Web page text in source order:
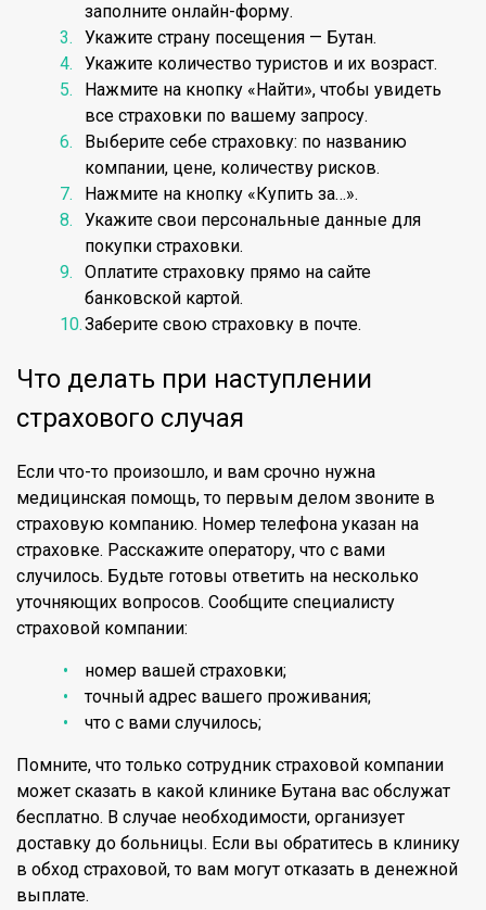
заполните онлайн-форму.
Укажите страну посещения — Бутан.
Укажите количество туристов и их возраст.
Нажмите на кнопку «Найти», чтобы увидеть
все страховки по вашему запросу.
Выберите себе страховку: по названию
компании, цене, количеству рисков.
Нажмите на кнопку «Купить за…».
Укажите свои персональные данные для
покупки страховки.
Оплатите страховку прямо на сайте
банковской картой.
Заберите свою страховку в почте.
Что делать при наступлении
страхового случая
Если что-то произошло, и вам срочно нужна
медицинская помощь, то первым делом звоните в
страховую компанию. Номер телефона указан на
страховке. Расскажите оператору, что с вами
случилось. Будьте готовы ответить на несколько
уточняющих вопросов. Сообщите специалисту
страховой компании:
номер вашей страховки;
точный адрес вашего проживания;
что с вами случилось;
Помните, что только сотрудник страховой компании
может сказать в какой клинике Бутана вас обслужат
бесплатно. В случае необходимости, организует
доставку до больницы. Если вы обратитесь в клинику
в обход страховой, то вам могут отказать в денежной
выплате.